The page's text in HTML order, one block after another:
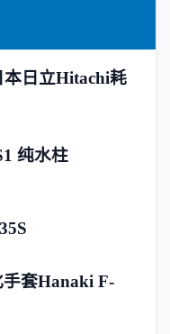
本日立Hitachi耗
纯水柱
套Hanaki F-